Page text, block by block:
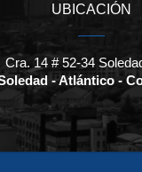
UBICACIÓN
Cra. 14 # 52-34
- Atlántico -